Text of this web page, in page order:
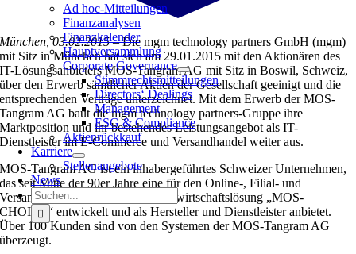
Ad hoc-Mitteilungen
Finanzanalysen
Finanzkalender
Hauptversammlung
Corporate Governance
Stimmrechtsmitteilungen
Directors‘ Dealings
Management
ESG & Compliance
Aktienrückkauf
Karriere
Stellenangebote
News
Suche
nach:
München, 03.02.2015 –Die mgm technology partners GmbH (mgm)
mit Sitz in München hat sich am 29.01.2015 mit den Aktionären des
IT-Lösungsanbieters MOS-Tangram AG mit Sitz in Boswil, Schweiz,
über den Erwerb sämtlicher Aktien der Gesellschaft geeinigt und die
entsprechenden Verträge unterzeichnet. Mit dem Erwerb der MOS-
Tangram AG baut die mgm technology partners-Gruppe ihre
Marktposition und ihr bestehendes Leistungsangebot als IT-
Dienstleister im E-Commerce und Versandhandel weiter aus.
MOS-Tangram AG ist ein inhabergeführtes Schweizer Unternehmen,
das seit Mitte der 90er Jahre eine für den Online-, Filial- und
Versandhandel spezialisierte Warenwirtschaftslösung „MOS-
CHOICE“ entwickelt und als Hersteller und Dienstleister anbietet.
Über 100 Kunden sind von den Systemen der MOS-Tangram AG
überzeugt.